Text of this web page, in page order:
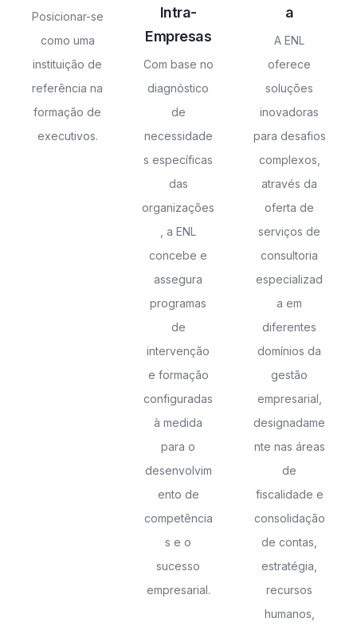
Posicionar-se
como uma
instituição de
referência na
formação de
executivos.
Intra-
Empresas
Com base no
diagnóstico
de
necessidade
s específicas
das
organizações
, a ENL
concebe e
assegura
programas
de
intervenção
e formação
configuradas
à medida
para o
desenvolvim
ento de
competência
s e o
sucesso
empresarial.
a
A ENL
oferece
soluções
inovadoras
para desafios
complexos,
através da
oferta de
serviços de
consultoria
especializad
a em
diferentes
domínios da
gestão
empresarial,
designadame
nte nas áreas
de
fiscalidade e
consolidação
de contas,
estratégia,
recursos
humanos,